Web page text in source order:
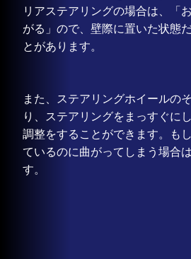
リアステアリングの場合は、「
がる」ので、壁際に置いた状態
とがあります。
また、ステアリングホイールの
り、ステアリングをまっすぐに
調整をすることができます。も
ているのに曲がってしまう場合
す。